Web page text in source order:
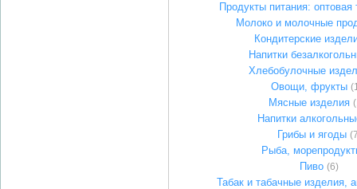
Продукты питания: оптовая
Молоко и молочные
Кондитерские
Напитки
Хлебобулочные
Овощи, фрукты
Мясные изделия
Напитки
Грибы и ягоды
Рыба,
Пиво (6)
Табак и табачные изделия,